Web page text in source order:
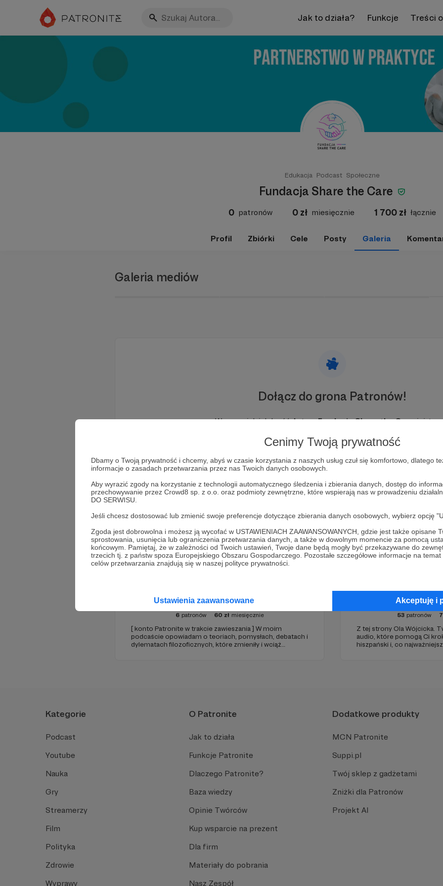
Cenimy Twoją prywatność
Dbamy o Twoją prywatność i chcemy, abyś w czasie korzystania z naszych usług czuł się komfortowo, dlatego
informacje o zasadach przetwarzania przez nas Twoich danych osobowych.
Aby wyrazić zgody na korzystanie z technologii automatycznego śledzenia i zbierania danych, dostęp do
przechowywanie przez Crowd8 sp. z o.o. oraz podmioty zewnętrzne, które wspierają nas w prowadzeniu
DO SERWISU.
Jeśli chcesz dostosować lub zmienić swoje preferencje dotyczące zbierania danych osobowych, wybierz opcję
Zgoda jest dobrowolna i możesz ją wycofać w USTAWIENIACH ZAAWANSOWANYCH, gdzie jest także opisane
sprostowania, usunięcia lub ograniczenia przetwarzania danych, a także w dowolnym momencie za pomocą
końcowym. Pamiętaj, że w zależności od Twoich ustawień, Twoje dane będą mogły być przekazywane do
trzecich tj. z państw spoza Europejskiego Obszaru Gospodarczego. Pozostałe szczegółowe informacje na
celów przetwarzania znajdują się w naszej polityce prywatności.
Ustawienia zaawansowane Akceptuję i
Jak to działa? Funkcje Treści
Edukacja Podcast Społeczne
Fundacja Share the Care
0 patronów 0 zł miesięcznie 1 700 zł łącznie
Profil Zbiórki Cele Posty Galeria
Galeria mediów
Dołącz do grona Patronów!
Wesprzyj działalność AutoraFundacja Share the Carejuż
Zostań Patronem
Promowani autorzy
Filozofia Po Prostu
6 patronów 60 zł miesięcznie
[ konto Patronite w trakcie zawieszania ] W moim
podcaście opowiadam o teoriach, pomysłach, debatach i
dylematach filozoficznych, które zmieniły i wciąż
Hiszpański od
53 patronów
Z tej strony Ola Wójcicka.
audio, które pomogą Ci
hiszpański i, co
Kategorie
Podcast
Youtube
Nauka
Gry
Streamerzy
Film
Polityka
Zdrowie
Wyprawy
O Patronite
Jak to działa
Funkcje Patronite
Dlaczego Patronite?
Baza wiedzy
Opinie Twórców
Kup wsparcie na prezent
Dla firm
Materiały do pobrania
Nasz Zespół
Dodatkowe produkty
MCN Patronite
Suppi.pl
Twój sklep z gadżetami
Zniżki dla Patronów
Projekt AI